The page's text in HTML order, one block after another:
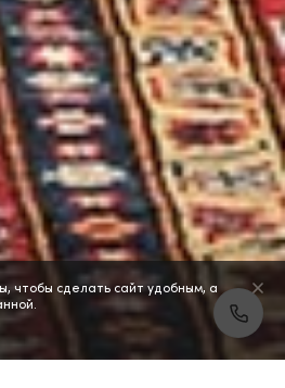
чтобы сделать сайт удобным, а